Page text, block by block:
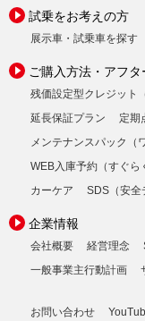
試乗をお考えの方
展示車・試乗車を探す
ご購入方法・アフタ
残価設定型クレジット
延長保証プラン
定期
メンテナンスパック（
WEB入庫予約（すぐら
カーケア
SDS（安全
企業情報
会社概要 経営理念
一般事業主行動計画
お問い合わせ